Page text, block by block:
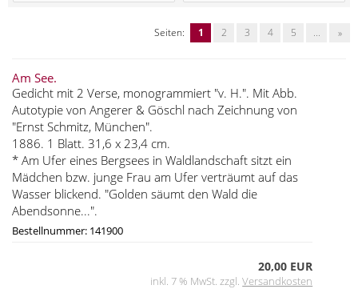
Seiten: 1 2 3 4 5 ... »
Am See.
Gedicht mit 2 Verse, monogrammiert "v. H.". Mit Abb.
Autotypie von Angerer & Göschl nach Zeichnung von
"Ernst Schmitz, München".
1886. 1 Blatt. 31,6 x 23,4 cm.
* Am Ufer eines Bergsees in Waldlandschaft sitzt ein
Mädchen bzw. junge Frau am Ufer verträumt auf das
Wasser blickend. "Golden säumt den Wald die
Abendsonne...".
Bestellnummer: 141900
20,00 EUR
inkl. 7 % MwSt. zzgl.Versandkosten